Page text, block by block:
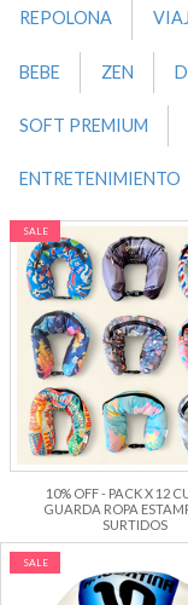
REPOLONA
BEBE ZEN
SOFT PREMIUM
ENTRETENIMIENTO
SALE
10% OFF - PACK X 12
GUARDA ROPA
SURTIDOS
SALE